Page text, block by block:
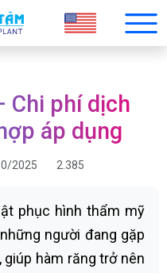
Chi phí dịch
áp dụng
2025 2.385
phục hình thẩm mỹ
người đang gặp
hàm răng trở nên